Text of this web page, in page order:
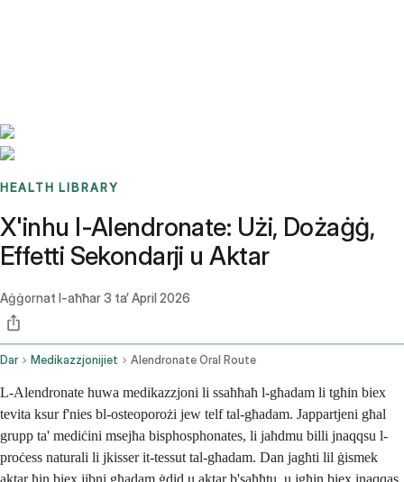
HEALTH LIBRARY
X'inhu l-Alendronate: Użi, Dożaġġ,
Effetti Sekondarji u Aktar
Aġġornat l-aħħar3 ta’ April 2026
Dar Medikazzjonijiet Alendronate Oral Route
L-Alendronate huwa medikazzjoni li ssaħħaħ l-għadam li tgħin biex
tevita ksur f'nies bl-osteoporożi jew telf tal-għadam. Jappartjeni għal
grupp ta' mediċini msejħa bisphosphonates, li jaħdmu billi jnaqqsu l-
proċess naturali li jkisser it-tessut tal-għadam. Dan jagħti lil ġismek